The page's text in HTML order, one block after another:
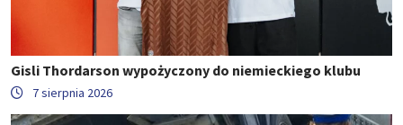
Gisli Thordarson wypożyczony do niemieckiego klubu
7 sierpnia 2026